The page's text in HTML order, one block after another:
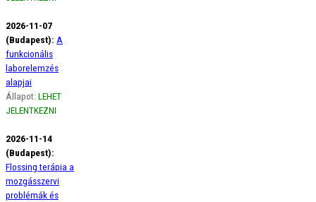
2026-11-07
(Budapest): A
funkcionális
laborelemzés
alapjai
Állapot: LEHET
JELENTKEZNI
2026-11-14
(Budapest):
Flossing terápia a
mozgásszervi
problémák és